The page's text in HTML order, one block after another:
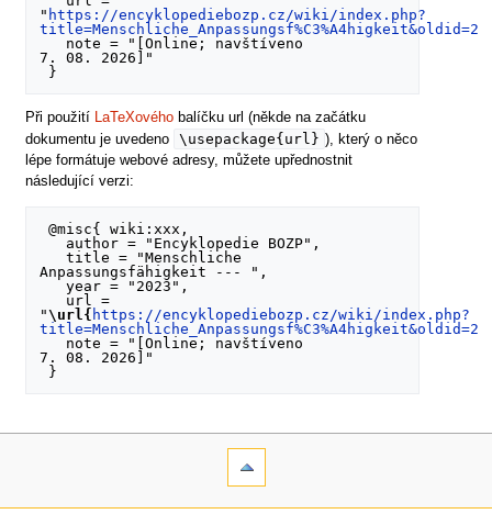
" https://encyklopediebozp.cz/wiki/index.php?
7. 08. 2026]"
Při použití LaTeXovéhobalíčku url (někde na začátku
dokumentu je uvedeno
\usepackage{url} ), který o něco
lépe formátuje webové adresy, můžete upřednostnit
následující verzi:
@misc{ wiki:xxx,
   title = "Menschliche
Anpassungsfähigkeit --- ",
   year = "2023",
"\url{ https://encyklopediebozp.cz/wiki/index.php?
7. 08. 2026]"